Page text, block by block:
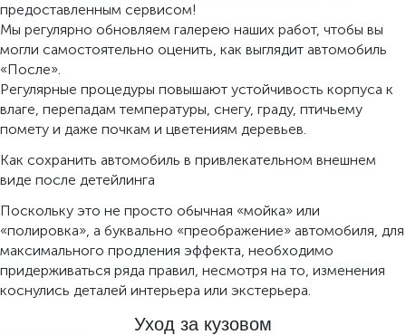
предоставленным сервисом!
Мы регулярно обновляем галерею наших работ, чтобы вы
могли самостоятельно оценить, как выглядит автомобиль
«После».
Регулярные процедуры повышают устойчивость корпуса к
влаге, перепадам температуры, снегу, граду, птичьему
помету и даже почкам и цветениям деревьев.
Как сохранить автомобиль в привлекательном внешнем
виде после детейлинга
Поскольку это не просто обычная «мойка» или
«полировка», а буквально «преображение» автомобиля, для
максимального продления эффекта, необходимо
придерживаться ряда правил, несмотря на то, изменения
коснулись деталей интерьера или экстерьера.
Уход за кузовом